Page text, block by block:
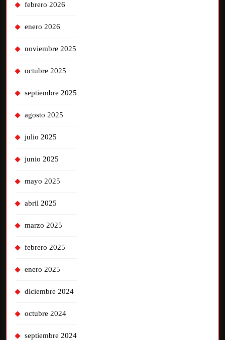
febrero 2026
enero 2026
noviembre 2025
octubre 2025
septiembre 2025
agosto 2025
julio 2025
junio 2025
mayo 2025
abril 2025
marzo 2025
febrero 2025
enero 2025
diciembre 2024
octubre 2024
septiembre 2024